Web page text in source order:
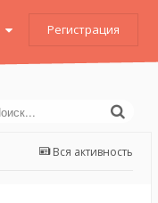
Регистрация
Вся активность